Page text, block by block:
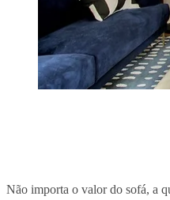
Não importa o valor do sofá, a